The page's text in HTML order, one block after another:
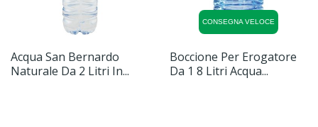
Acqua San Bernardo
Naturale Da 2 Litri In...
CONSEGNA VELOCE
Boccione Per Erogatore
Da 1 8 Litri Acqua...